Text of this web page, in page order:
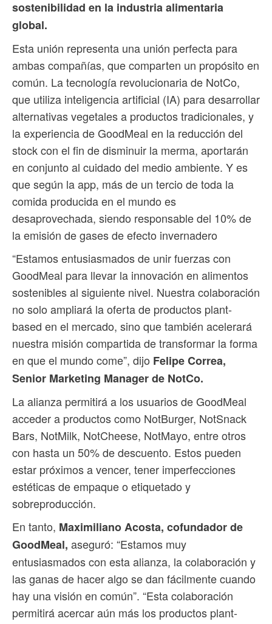
sostenibilidad en la industria alimentaria
global.
Esta unión representa una unión perfecta para
ambas compañías, que comparten un propósito en
común. La tecnología revolucionaria de NotCo,
que utiliza inteligencia artificial (IA) para desarrollar
alternativas vegetales a productos tradicionales, y
la experiencia de GoodMeal en la reducción del
stock con el fin de disminuir la merma, aportarán
en conjunto al cuidado del medio ambiente. Y es
que según la app, más de un tercio de toda la
comida producida en el mundo es
desaprovechada, siendo responsable del 10% de
la emisión de gases de efecto invernadero
“Estamos entusiasmados de unir fuerzas con
GoodMeal para llevar la innovación en alimentos
sostenibles al siguiente nivel. Nuestra colaboración
no solo ampliará la oferta de productos plant-
based en el mercado, sino que también acelerará
nuestra misión compartida de transformar la forma
en que el mundo come”, dijo Felipe Correa,
Senior Marketing Manager de NotCo.
La alianza permitirá a los usuarios de GoodMeal
acceder a productos como NotBurger, NotSnack
Bars, NotMilk, NotCheese, NotMayo, entre otros
con hasta un 50% de descuento. Estos pueden
estar próximos a vencer, tener imperfecciones
estéticas de empaque o etiquetado y
sobreproducción.
En tanto, Maximiliano Acosta, cofundador de
GoodMeal, aseguró: “Estamos muy
entusiasmados con esta alianza, la colaboración y
las ganas de hacer algo se dan fácilmente cuando
hay una visión en común”. “Esta colaboración
permitirá acercar aún más los productos plant-